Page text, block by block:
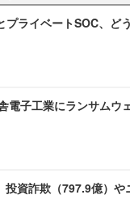
ライベートSOC、ど
電子工業にランサムウ
資詐欺（797.9億）や